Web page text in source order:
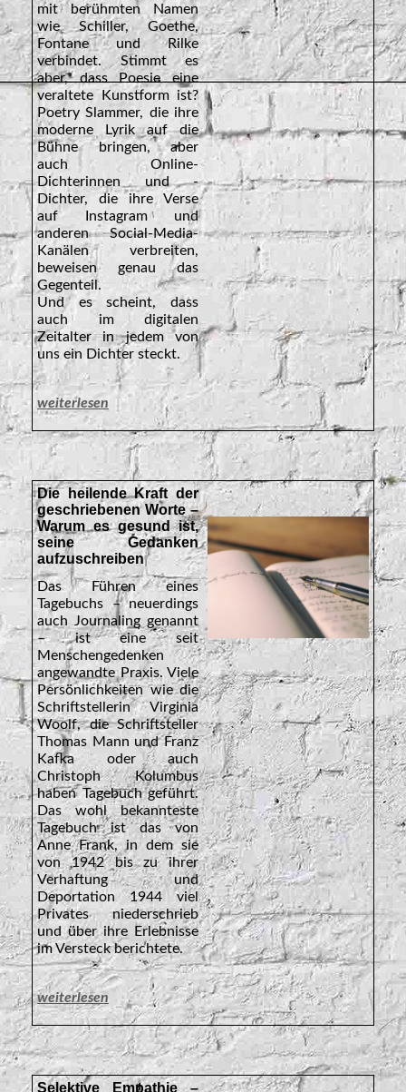
mit berühmten Namen
wie Schiller, Goethe,
Fontane und Rilke
verbindet. Stimmt es
aber, dass Poesie eine
veraltete Kunstform ist?
Poetry Slammer, die ihre
moderne Lyrik auf die
Bühne bringen, aber
auch Online-
Dichterinnen und -
Dichter, die ihre Verse
auf Instagram und
anderen Social-Media-
Kanälen verbreiten,
beweisen genau das
Gegenteil.
Und es scheint, dass
auch im digitalen
Zeitalter in jedem von
uns ein Dichter steckt.
weiterlesen
Die heilende Kraft der
geschriebenen Worte –
Warum es gesund ist,
seine Gedanken
aufzuschreiben
Das Führen eines
Tagebuchs – neuerdings
auch Journaling genannt
– ist eine seit
Menschengedenken
angewandte Praxis. Viele
Persönlichkeiten wie die
Schriftstellerin Virginia
Woolf, die Schriftsteller
Thomas Mann und Franz
Kafka oder auch
Christoph Kolumbus
haben Tagebuch geführt.
Das wohl bekannteste
Tagebuch ist das von
Anne Frank, in dem sie
von 1942 bis zu ihrer
Verhaftung und
Deportation 1944 viel
Privates niederschrieb
und über ihre Erlebnisse
im Versteck berichtete.
weiterlesen
Selektive Empathie –